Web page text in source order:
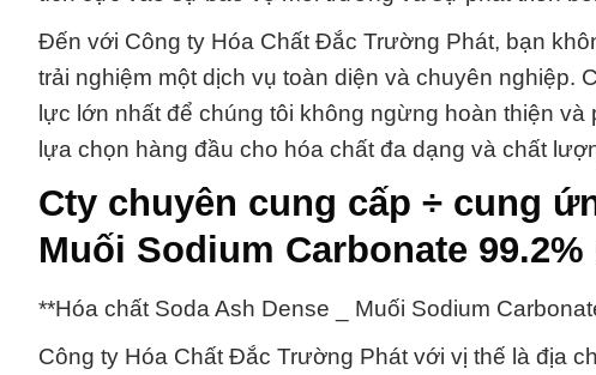
Đến với Công ty Hóa Chất Đắc Trường Phát, bạn
trải nghiệm một dịch vụ toàn diện và chuyên nghiệp.
lực lớn nhất để chúng tôi không ngừng hoàn thiện
lựa chọn hàng đầu cho hóa chất đa dạng và chất
Cty chuyên cung cấp ÷ cung
Muối Sodium Carbonate
**Hóa chất Soda Ash Dense _ Muối Sodium
Công ty Hóa Chất Đắc Trường Phát với vị thế là địa